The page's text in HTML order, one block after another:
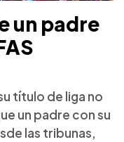
un padre
título de liga no
un padre con su
las tribunas,